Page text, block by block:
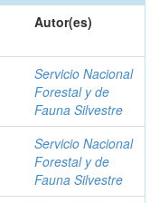
Autor(es)
Servicio Nacional
Forestal y de
Fauna Silvestre
Servicio Nacional
Forestal y de
Fauna Silvestre